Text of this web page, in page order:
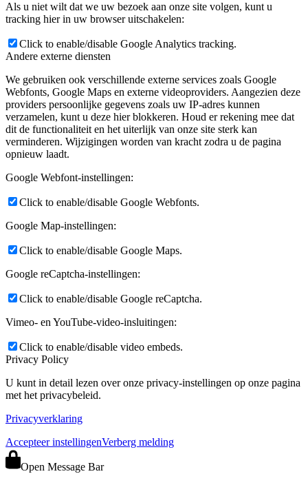
Als u niet wilt dat we uw bezoek aan onze site volgen, kunt u
tracking hier in uw browser uitschakelen:
Click to enable/disable Google Analytics tracking.
Andere externe diensten
We gebruiken ook verschillende externe services zoals Google
Webfonts, Google Maps en externe videoproviders. Aangezien deze
providers persoonlijke gegevens zoals uw IP-adres kunnen
verzamelen, kunt u deze hier blokkeren. Houd er rekening mee dat
dit de functionaliteit en het uiterlijk van onze site sterk kan
verminderen. Wijzigingen worden van kracht zodra u de pagina
opnieuw laadt.
Google Webfont-instellingen:
Click to enable/disable Google Webfonts.
Google Map-instellingen:
Click to enable/disable Google Maps.
Google reCaptcha-instellingen:
Click to enable/disable Google reCaptcha.
Vimeo- en YouTube-video-insluitingen:
Click to enable/disable video embeds.
Privacy Policy
U kunt in detail lezen over onze privacy-instellingen op onze pagina
met het privacybeleid.
Privacyverklaring
Accepteer instellingenVerberg melding
Open Message Bar